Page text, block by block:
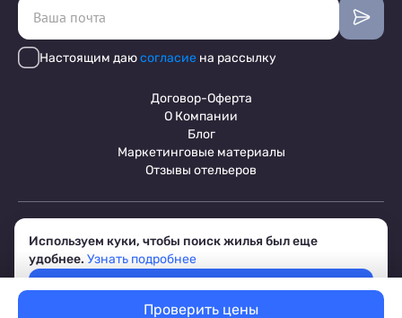
Настоящим даюсогласие на рассылку
Договор-Оферта
О Компании
Блог
Маркетинговые материалы
Отзывы отельеров
Российский сервис бронирования жилья, официальный сайт,
товарный знак №842642
Обработка персональных данных
Условия бронирования объектов
Используем куки, чтобы поиск жилья был еще
удобнее. Узнать подробнее
Принять
Проверить цены